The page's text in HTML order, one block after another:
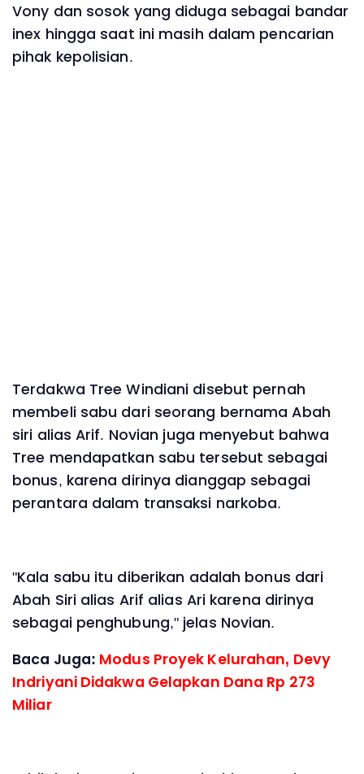
Vony dan sosok yang diduga sebagai bandar
inex hingga saat ini masih dalam pencarian
pihak kepolisian.
Terdakwa Tree Windiani disebut pernah
membeli sabu dari seorang bernama Abah
siri alias Arif. Novian juga menyebut bahwa
Tree mendapatkan sabu tersebut sebagai
bonus, karena dirinya dianggap sebagai
perantara dalam transaksi narkoba.
"Kala sabu itu diberikan adalah bonus dari
Abah Siri alias Arif alias Ari karena dirinya
sebagai penghubung," jelas Novian.
Baca Juga: Modus Proyek Kelurahan, Devy
Indriyani Didakwa Gelapkan Dana Rp 273
Miliar